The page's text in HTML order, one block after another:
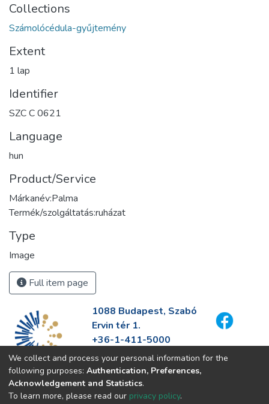
Collections
Számolócédula-gyűjtemény
Extent
1 lap
Identifier
SZC C 0621
Language
hun
Product/Service
Márkanév:Palma
Termék/szolgáltatás:ruházat
Type
Image
Full item page
1088 Budapest, Szabó
Ervin tér 1.
+36-1-411-5000
info@fszek.hu
https://fszek.hu
We collect and process your personal information for the
following purposes: Authentication, Preferences,
Acknowledgement and Statistics.
To learn more, please read our privacy policy.